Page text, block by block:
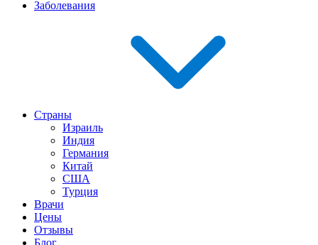
Заболевания
Страны
Израиль
Индия
Германия
Китай
США
Турция
Врачи
Цены
Отзывы
Блог